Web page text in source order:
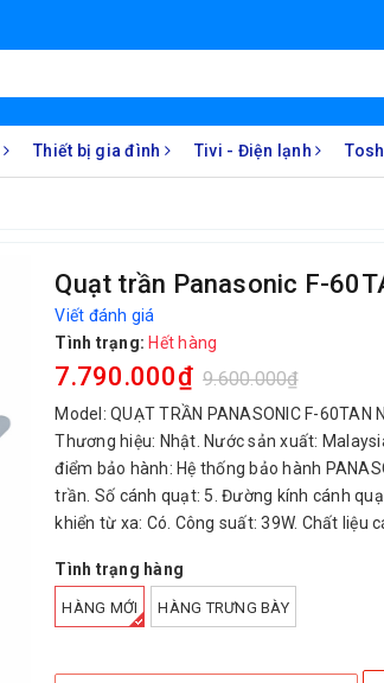
Thiết bị gia đình Tivi - Điện lạnh
Quạt trần Panasonic F-
Viết đánh giá
Tình trạng: Hết hàng
7.790.000₫ 9.600.000₫
Model: QUẠT TRẦN PANASONIC F-
Thương hiệu: Nhật. Nước sản xuất:
điểm bảo hành: Hệ thống bảo hành
trần. Số cánh quạt: 5. Đường kính cánh
khiển từ xa: Có. Công suất: 39W. Chất liệu
Tình trạng hàng
HÀNG MỚI HÀNG TRƯNG BÀY